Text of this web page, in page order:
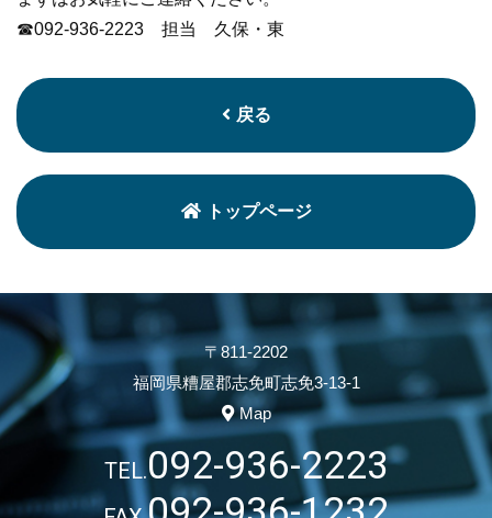
☎092-936-2223 担当 久保・東
戻る
トップページ
〒811-2202
福岡県糟屋郡志免町志免3-13-1
Map
TEL.092-936-2223